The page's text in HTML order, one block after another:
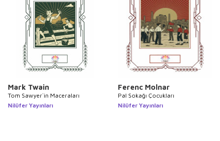
Mark Twain
Tom Sawyer`in Maceraları
Nilüfer Yayınları
Ferenc Molnar
Pal Sokağı Çocukları
Nilüfer Yayınları